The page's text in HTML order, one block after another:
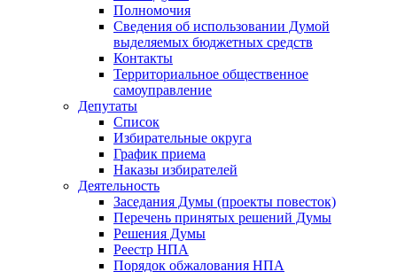
Полномочия
Сведения об использовании Думой
выделяемых бюджетных средств
Контакты
Территориальное общественное
самоуправление
Депутаты
Список
Избирательные округа
График приема
Наказы избирателей
Деятельность
Заседания Думы (проекты повесток)
Перечень принятых решений Думы
Решения Думы
Реестр НПА
Порядок обжалования НПА